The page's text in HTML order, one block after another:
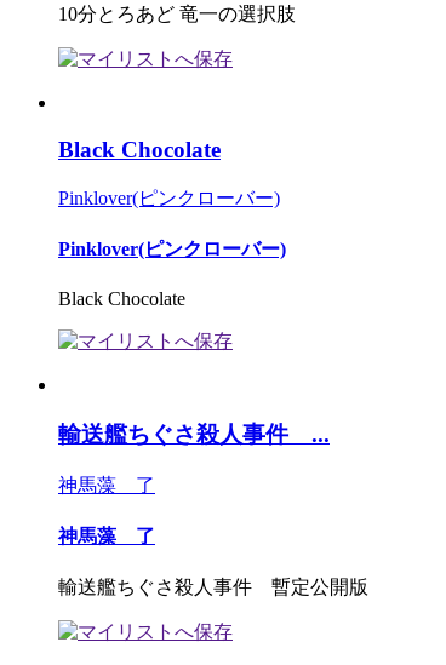
10分とろあど 竜一の選択肢
Black Chocolate
Pinklover(ピンクローバー)
Pinklover(ピンクローバー)
Black Chocolate
輸送艦ちぐさ殺人事件 ...
神馬藻 了
神馬藻 了
輸送艦ちぐさ殺人事件 暫定公開版